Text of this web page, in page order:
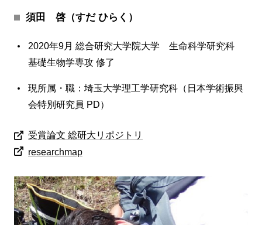
須田 啓（すだ ひらく）
2020年9月 総合研究大学院大学 生命科学研究科
基礎生物学専攻 修了
現所属・職：埼玉大学理工学研究科（日本学術振興
会特別研究員 PD）
受賞論文 総研大リポジトリ
researchmap